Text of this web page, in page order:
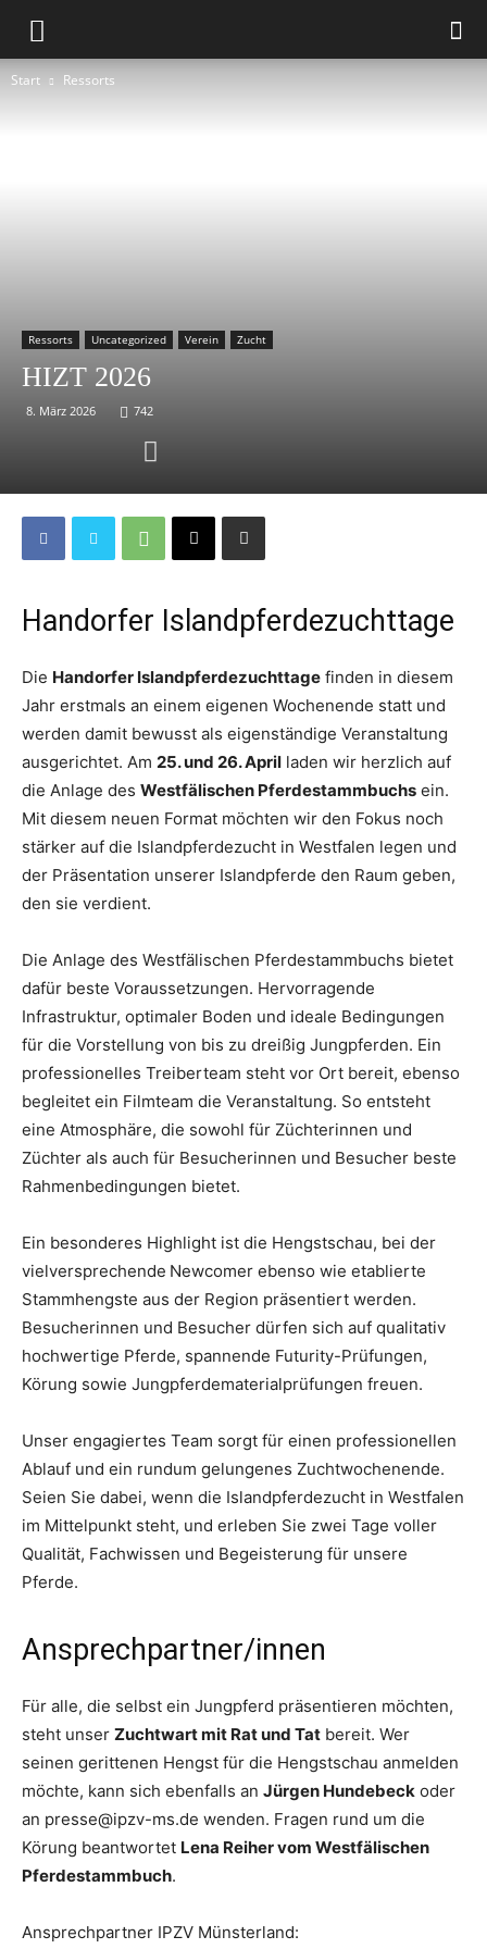
Start Ressorts
Ressorts Uncategorized Verein Zucht
HIZT 2026
8. März 2026 742
Handorfer Islandpferdezuchttage
Die Handorfer Islandpferdezuchttage finden in diesem
Jahr erstmals an einem eigenen Wochenende statt und
werden damit bewusst als eigenständige Veranstaltung
ausgerichtet. Am 25. und 26. April laden wir herzlich auf
die Anlage des Westfälischen Pferdestammbuchs ein.
Mit diesem neuen Format möchten wir den Fokus noch
stärker auf die Islandpferdezucht in Westfalen legen und
der Präsentation unserer Islandpferde den Raum geben,
den sie verdient.
Die Anlage des Westfälischen Pferdestammbuchs bietet
dafür beste Voraussetzungen. Hervorragende
Infrastruktur, optimaler Boden und ideale Bedingungen
für die Vorstellung von bis zu dreißig Jungpferden. Ein
professionelles Treiberteam steht vor Ort bereit, ebenso
begleitet ein Filmteam die Veranstaltung. So entsteht
eine Atmosphäre, die sowohl für Züchterinnen und
Züchter als auch für Besucherinnen und Besucher beste
Rahmenbedingungen bietet.
Ein besonderes Highlight ist die Hengstschau, bei der
vielversprechende Newcomer ebenso wie etablierte
Stammhengste aus der Region präsentiert werden.
Besucherinnen und Besucher dürfen sich auf qualitativ
hochwertige Pferde, spannende Futurity-Prüfungen,
Körung sowie Jungpferdematerialprüfungen freuen.
Unser engagiertes Team sorgt für einen professionellen
Ablauf und ein rundum gelungenes Zuchtwochenende.
Seien Sie dabei, wenn die Islandpferdezucht in Westfalen
im Mittelpunkt steht, und erleben Sie zwei Tage voller
Qualität, Fachwissen und Begeisterung für unsere
Pferde.
Ansprechpartner/innen
Für alle, die selbst ein Jungpferd präsentieren möchten,
steht unser Zuchtwart mit Rat und Tat bereit. Wer
seinen gerittenen Hengst für die Hengstschau anmelden
möchte, kann sich ebenfalls an Jürgen Hundebeck oder
an presse@ipzv-ms.de wenden. Fragen rund um die
Körung beantwortet Lena Reiher vom Westfälischen
Pferdestammbuch.
Ansprechpartner IPZV Münsterland: